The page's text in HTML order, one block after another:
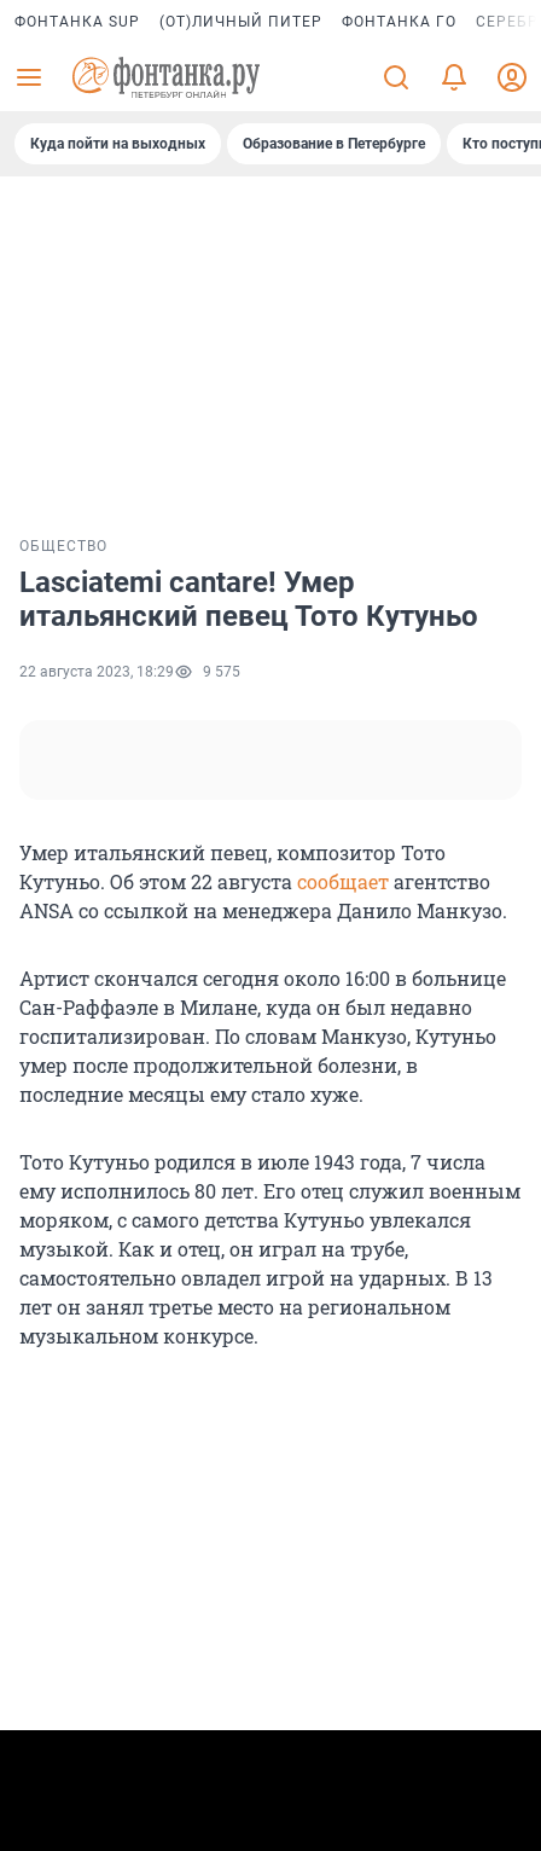
ФОНТАНКА SUP (ОТ)ЛИЧНЫЙ ПИТЕР ФОНТАНКА ГО
Куда пойти на выходных Образование в Петербурге Кто
ОБЩЕСТВО
Lasciatemi cantare! Умер
итальянский певец Тото Кутуньо
22 августа 2023, 18:29 9 575
Умер итальянский певец, композитор Тото
Кутуньо. Об этом 22 августа сообщаетагентство
ANSA со ссылкой на менеджера Данило Манкузо.
Артист скончался сегодня около 16:00 в больнице
Сан-Раффаэле в Милане, куда он был недавно
госпитализирован. По словам Манкузо, Кутуньо
умер после продолжительной болезни, в
последние месяцы ему стало хуже.
Тото Кутуньо родился в июле 1943 года, 7 числа
ему исполнилось 80 лет. Его отец служил военным
моряком, с самого детства Кутуньо увлекался
музыкой. Как и отец, он играл на трубе,
самостоятельно овладел игрой на ударных. В 13
лет он занял третье место на региональном
музыкальном конкурсе.